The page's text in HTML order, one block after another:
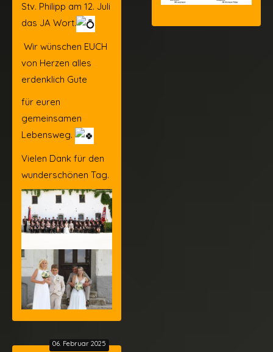
Stv. Philipp am 12. Juli
das JA Wort.
Wir wünschen EUCH
von Herzen alles
erdenklich Gute
für euren
gemeinsamen
Lebensweg.
Vielen Dank für den
wunderschönen Tag.
06. Februar 2025